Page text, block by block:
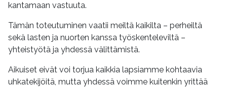
kantamaan vastuuta.
Tämän toteutuminen vaatii meiltä kaikilta – perheiltä
sekä lasten ja nuorten kanssa työskenteleviltä –
yhteistyötä ja yhdessä välittämistä.
Aikuiset eivät voi torjua kaikkia lapsiamme kohtaavia
uhkatekijöitä, mutta yhdessä voimme kuitenkin yrittää